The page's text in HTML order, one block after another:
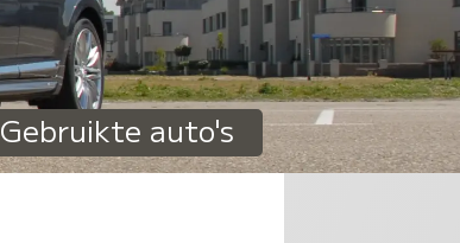
Gebruikte auto's